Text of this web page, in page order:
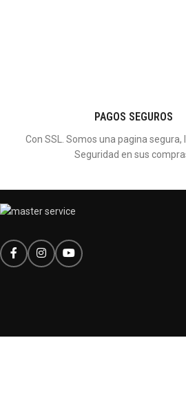
PAGOS SEGUROS
Con SSL. Somos una pagina
Seguridad en sus